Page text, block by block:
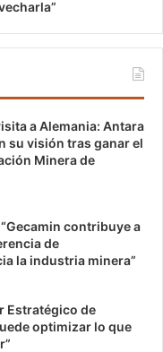
a Alemania: Antara
su visión tras ganar el
Minera de
contribuye a
de
la industria minera”
Estratégico de
optimizar lo que